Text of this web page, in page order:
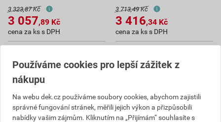
3 323,87 Kč
3 057,89 Kč
cena za ks s DPH
Na poptávku
ks
3 057,89 Kč celkem s DPH
3 713,49 Kč
3 416,34 Kč
cena za ks s DPH
Na poptávku
3 416,34 Kč celkem s DPH
Používáme cookies pro lepší zážitek z
nákupu
Na webu dek.cz používáme soubory cookies, abychom zajistili
správné fungování stránek, měřili jejich výkon a přizpůsobili
nabídky vašim zájmům. Kliknutím na „Přijímám“ souhlasíte s